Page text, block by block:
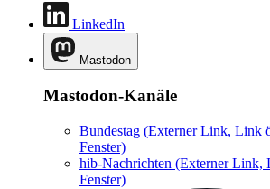
LinkedIn
Mastodon
Mastodon-Kanäle
Bundestag (Externer Link, Link
Fenster)
hib-Nachrichten (Externer Link,
Fenster)